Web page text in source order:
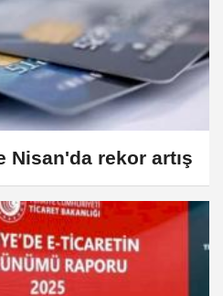
Nisan'da rekor artış